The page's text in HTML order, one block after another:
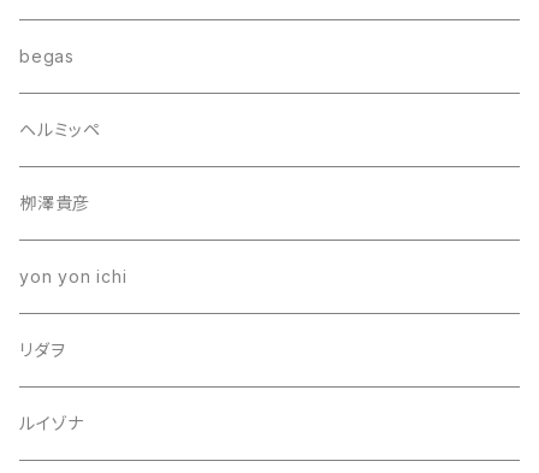
begas
ヘルミッペ
栁澤貴彦
yon yon ichi
リダヲ
ルイゾナ